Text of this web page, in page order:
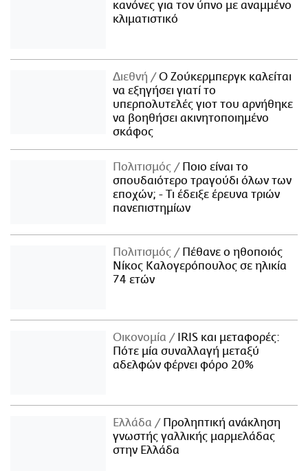
κανόνες για τον ύπνο με αναμμένο
κλιματιστικό
Διεθνή
Ο Ζούκερμπεργκ καλείται
να εξηγήσει γιατί το
υπερπολυτελές γιοτ του αρνήθηκε
να βοηθήσει ακινητοποιημένο
σκάφος
Πολιτισμός
Ποιο είναι το
σπουδαιότερο τραγούδι όλων των
εποχών; - Τι έδειξε έρευνα τριών
πανεπιστημίων
Πολιτισμός
Πέθανε ο ηθοποιός
Νίκος Καλογερόπουλος σε ηλικία
74 ετών
Οικονομία
IRIS και μεταφορές:
Πότε μία συναλλαγή μεταξύ
αδελφών φέρνει φόρο 20%
Ελλάδα
Προληπτική ανάκληση
γνωστής γαλλικής μαρμελάδας
στην Ελλάδα